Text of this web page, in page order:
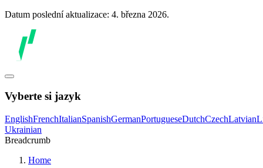
Datum poslední aktualizace: 4. března 2026.
Vyberte si jazyk
EnglishFrenchItalianSpanishGermanPortugueseDutchCzechLatvian
Ukrainian
Breadcrumb
Home